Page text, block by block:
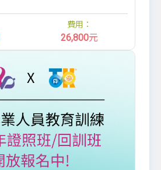
費用：
26,800元